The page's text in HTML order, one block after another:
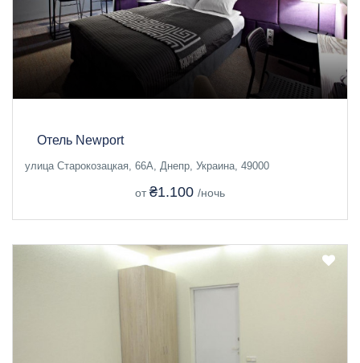
Отель Newport
улица Старокозацкая, 66А, Днепр, Украина, 49000
от ₴1.100 /ночь